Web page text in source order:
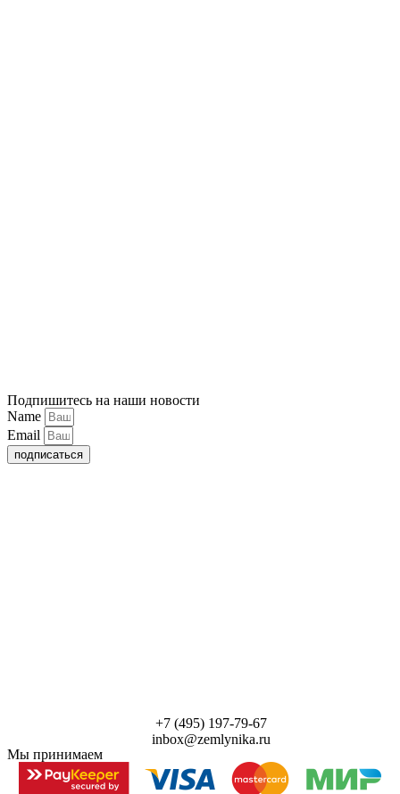
Подпишитесь на наши новости
Name
Email
подписаться
+7 (495) 197-79-67
inbox@zemlynika.ru
Мы принимаем